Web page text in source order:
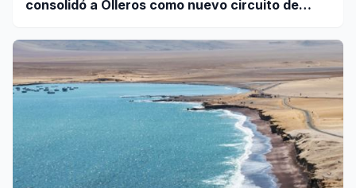
consolidó a Olleros como nuevo circuito de